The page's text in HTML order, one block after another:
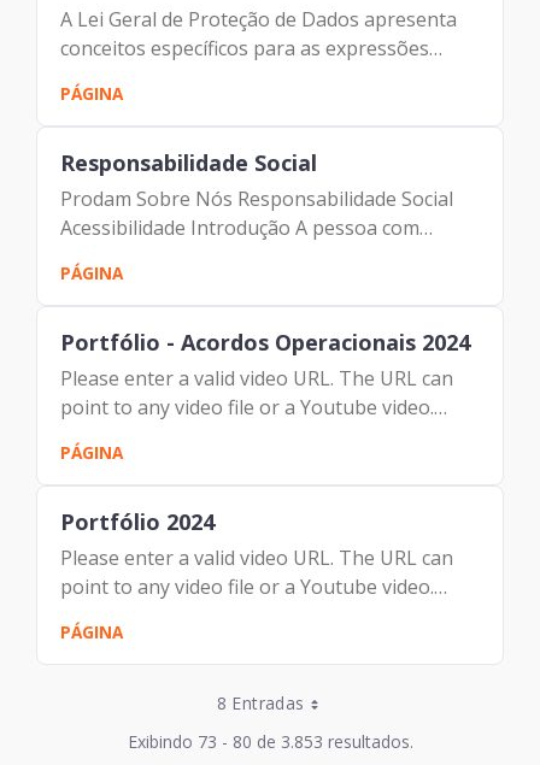
A Lei Geral de Proteção de Dados apresenta
conceitos específicos para as expressões
mencionadas em seus artigos. Para a
facilitação da leitura desta cartilha serão
utilizadas os seguintes...
PÁGINA
Responsabilidade Social
Prodam Sobre Nós Responsabilidade Social
Acessibilidade Introdução A pessoa com
deficiência ainda encontra barreiras para
acessar a Internet. Seja pela disposição das
informações, tecnologias…...
PÁGINA
Portfólio - Acordos Operacionais 2024
Please enter a valid video URL. The URL can
point to any video file or a Youtube video.
Portfólio - Acordos Operacionais 2024
Prodam Serviços Portfólio - Acordos
Operacionais 2024
PÁGINA
Portfólio 2024
Please enter a valid video URL. The URL can
point to any video file or a Youtube video.
Baixe aqui o PDF da apresentação. Prodam
Serviços Portfólio 2024 Portfólio 2024
PÁGINA
8 Entradas
Entradas por Página
Entradas por Página
Exibindo 73 - 80 de 3.853 resultados.